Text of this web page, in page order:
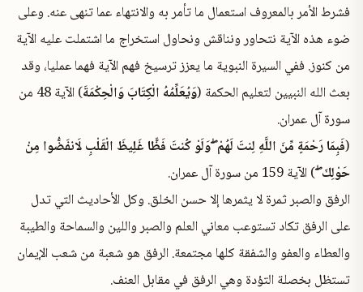
فشرط الأمر بالمعروف استعمال ما تأمر به والانتهاء عما تنهى عنه. وعلى
ضوء هذه الآية نتحاور ونناقش ونحاول استخراج ما اشتملت عليه الآية
من كنوز. ففي السيرة النبوية ما يعزز ترسيخ فهم الآية فهما عمليا، وقد
بعث الله النبيين لتعليم الحكمة (وَيُعَلِّمُهُ الْكِتَابَ وَالْحِكْمَةَ
) الآية 48 من
سورة آل عمران.
(فَبِمَا رَحْمَةٍ مِّنَ اللَّهِ لِنتَ لَهُمْ ۖ وَلَوْ كُنتَ فَظًّا غَلِيظَ الْقَلْبِ لَانفَضُّوا مِنْ
حَوْلِكَ ۖ) الآية 159 من سورة آل عمران.
الرفق والصبر ثمرة لا يثمرها إلا حسن الخلق. وكل الأحاديث التي تدل
على الرفق تكاد تستوعب معاني العلم والصبر واللين والسماحة والطيبة
والعطاء والعفو والشفقة كلها مجتمعة. الرفق هو شعبة من شعب الإيمان
تستظل بخصلة التؤدة وهي الرفق في مقابل العنف.